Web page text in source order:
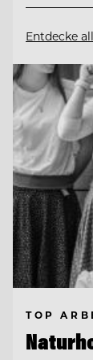
Entdecke
TOP